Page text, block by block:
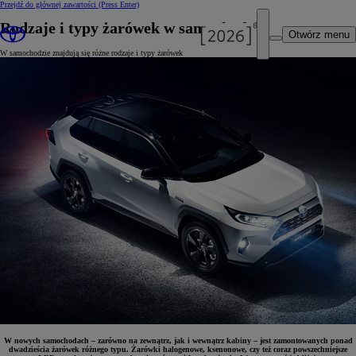
Przejdź do głównej zawartości (Press Enter)
Otwórz menu
Rodzaje i typy żarówek w samochodzie
W samochodzie znajdują się różne rodzaje i typy żarówek
W nowych samochodach – zarówno na zewnątrz, jak i wewnątrz kabiny – jest zamontowanych ponad
dwadzieścia żarówek różnego typu. Żarówki halogenowe, ksenonowe, czy też coraz powszechniejsze